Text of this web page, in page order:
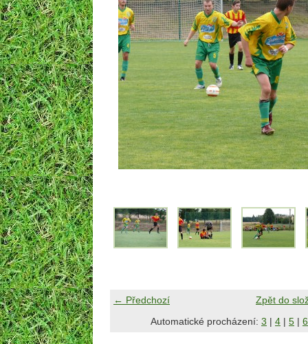
← Předchozí
Zpět do
Automatické procházení: 3 | 4 | 5 | 6